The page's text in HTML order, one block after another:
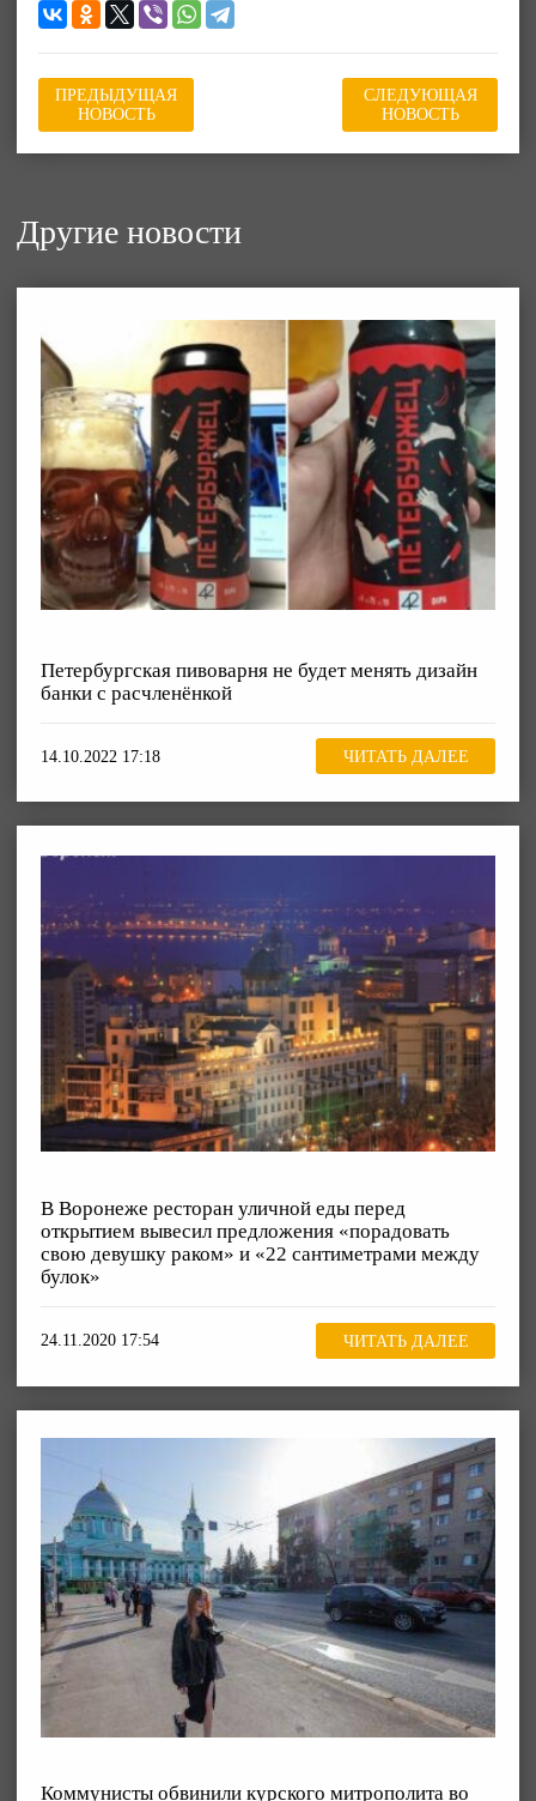
ПРЕДЫДУЩАЯ
НОВОСТЬ
СЛЕДУЮЩАЯ
НОВОСТЬ
Другие новости
Петербургская пивоварня не будет менять дизайн
банки с расчленёнкой
14.10.2022 17:18 ЧИТАТЬ ДАЛЕЕ
В Воронеже ресторан уличной еды перед
открытием вывесил предложения «порадовать
свою девушку раком» и «22 сантиметрами между
булок»
24.11.2020 17:54 ЧИТАТЬ ДАЛЕЕ
Коммунисты обвинили курского митрополита во